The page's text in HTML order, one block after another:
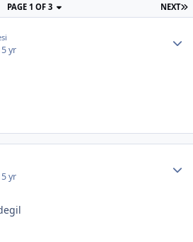
NEXT
PAGE 1 OF 3
yr
yr